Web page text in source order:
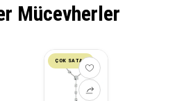
Mücevherler
ÇOK SATAN